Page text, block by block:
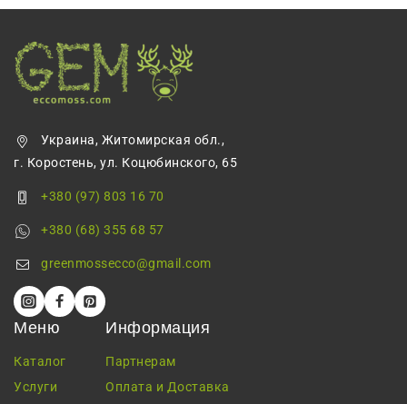
Украина, Житомирская обл.,
г. Коростень, ул. Коцюбинского, 65
+380 (97) 803 16 70
+380 (68) 355 68 57
greenmossecco@gmail.com
Меню
Каталог
Услуги
Информация
Партнерам
Оплата и Доставка